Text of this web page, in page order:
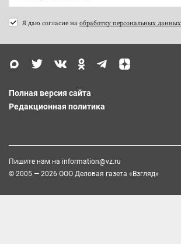
Я даю согласие на обработку персональных данных
Полная версия сайта
Редакционная политика
Пишите нам на information@vz.ru
© 2005 — 2026 ООО Деловая газета «Взгляд»